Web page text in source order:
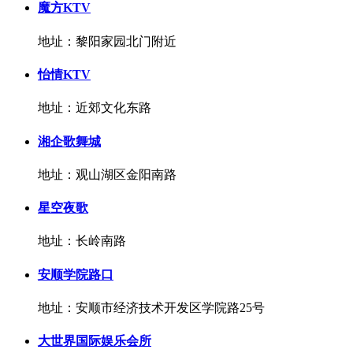
魔方KTV
地址：黎阳家园北门附近
怡情KTV
地址：近郊文化东路
湘企歌舞城
地址：观山湖区金阳南路
星空夜歌
地址：长岭南路
安顺学院路口
地址：安顺市经济技术开发区学院路25号
大世界国际娱乐会所